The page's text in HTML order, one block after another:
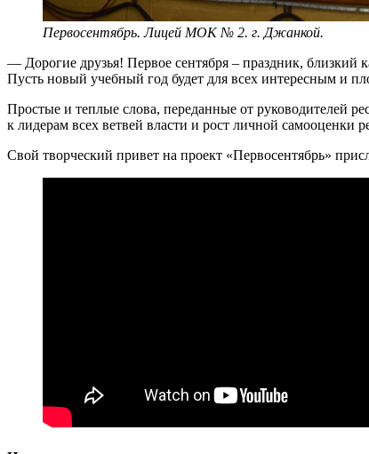
Первосентябрь. Лицей МОК № 2. г. Джанкой.
— Дорогие друзья! Первое сентября – праздник, близкий
Пусть новый учебный год будет для всех интересным и
Простые и теплые слова, переданные от руководителей
к лидерам всех ветвей власти и рост личной самооценки
Свой творческий привет на проект «Первосентябрь»